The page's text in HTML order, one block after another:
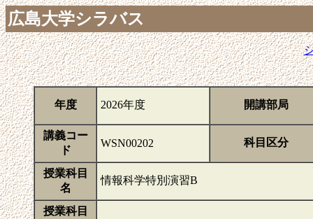
広島大学シラバス
年度 2026年度 開講部局
講義コー
ド
WSN00202 科目区分
授業科目
名
情報科学特別演習B
授業科目